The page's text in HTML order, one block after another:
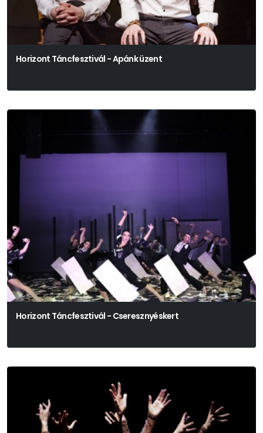
Horizont Táncfesztivál - Apánk üzent
Horizont Táncfesztivál - Cseresznyéskert